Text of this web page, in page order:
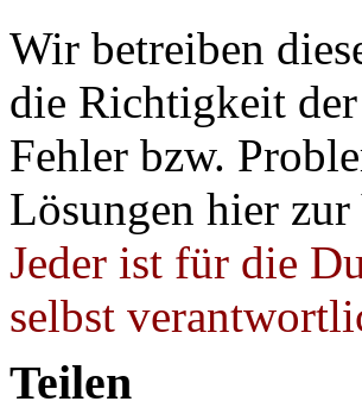
Wir betreiben
die Richtigkeit
Fehler bzw.
Lösungen hier
Jeder ist für die
selbst
Teilen